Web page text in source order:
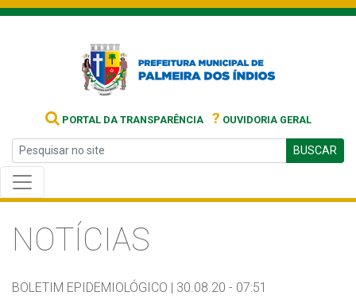
PORTAL DA TRANSPARÊNCIA ? OUVIDORIA GERAL
BUSCAR
NOTÍCIAS
BOLETIM EPIDEMIOLÓGICO | 30.08.20 - 07:51